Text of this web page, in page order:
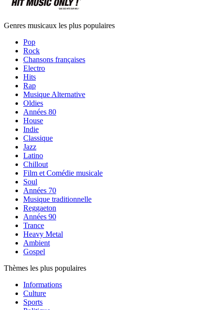
Genres musicaux les plus populaires
Pop
Rock
Chansons françaises
Electro
Hits
Rap
Musique Alternative
Oldies
Années 80
House
Indie
Classique
Jazz
Latino
Chillout
Film et Comédie musicale
Soul
Années 70
Musique traditionnelle
Reggaeton
Années 90
Trance
Heavy Metal
Ambient
Gospel
Thèmes les plus populaires
Informations
Culture
Sports